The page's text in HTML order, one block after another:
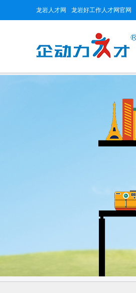
龙岩人才网 龙岩好工作人才网官网